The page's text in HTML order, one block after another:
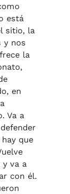
está
sitio, la
y nos
la
en
Va a
que
y va a
con él.